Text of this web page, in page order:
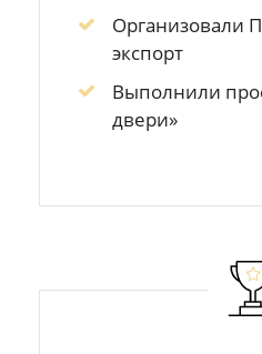
Организовали
экспорт
Выполнили
двери»